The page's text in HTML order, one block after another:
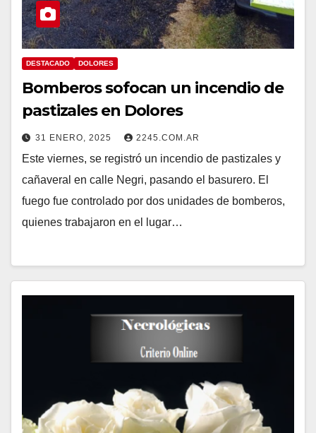
DESTACADO DOLORES
Bomberos sofocan un incendio de
pastizales en Dolores
31 ENERO, 2025 2245.COM.AR
Este viernes, se registró un incendio de pastizales y
cañaveral en calle Negri, pasando el basurero. El
fuego fue controlado por dos unidades de bomberos,
quienes trabajaron en el lugar…